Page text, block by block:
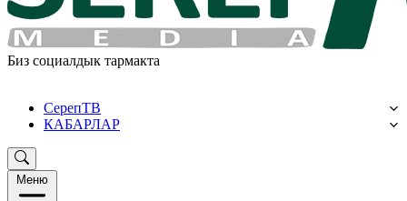
Биз социалдык тармакта
СерепТВ
КАБАРЛАР
Меню